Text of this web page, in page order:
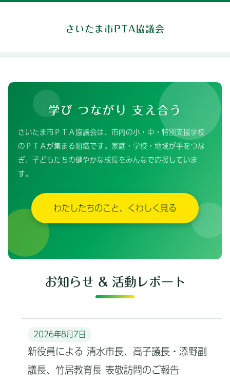
さいたま市PTA協議会
学び つながり 支え合う
さいたま市ＰＴＡ協議会は、市内の小・中・特別支援学校
のＰＴＡが集まる組織です。家庭・学校・地域が手をつな
ぎ、子どもたちの健やかな成長をみんなで応援していま
す。
わたしたちのこと、くわしく見る
お知らせ & 活動レポート
新役員による 清水市長、高子議長・添野副
議長、竹居教育長 表敬訪問のご報告
2026年8月7日